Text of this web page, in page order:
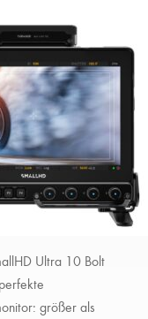
Ultra 10 Bolt
größer als